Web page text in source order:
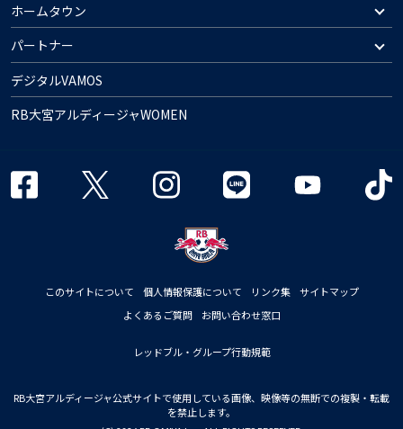
ホームタウン
パートナー
デジタルVAMOS
RB大宮アルディージャWOMEN
このサイトについて 個人情報保護について リンク集
サイトマップ
よくあるご質問
お問い合わせ窓口
レッドブル・グループ行動規範
RB大宮アルディージャ公式サイトで使用している画像、映像等の無断での複製・転載
を禁止します。